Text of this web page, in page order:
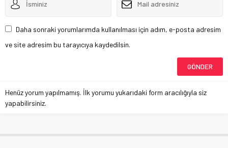
Daha sonraki yorumlarımda kullanılması için adım, e-posta adresim
ve site adresim bu tarayıcıya kaydedilsin.
Henüz yorum yapılmamış. İlk yorumu yukarıdaki form aracılığıyla siz
yapabilirsiniz.